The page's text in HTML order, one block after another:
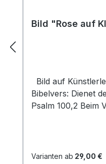
Bild "Rose auf
Bild auf
Bibelvers: Dienet
Psalm 100,2 Beim
Höhe von 28,99€
Varianten ab 29,00 €